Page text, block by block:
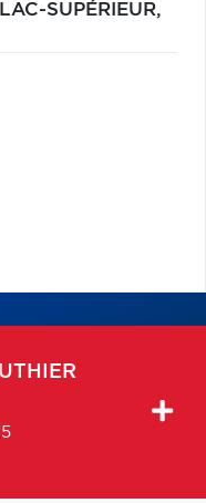
LAC-SUPÉRIEUR,